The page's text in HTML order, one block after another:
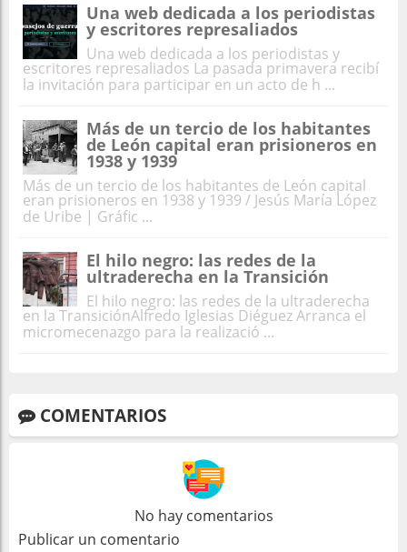
Una web dedicada a los periodistas
y escritores represaliados
Una web dedicada a los periodistas y
escritores represaliados La pasada primavera recibí
la invitación para participar en un acto de h ...
Más de un tercio de los habitantes
de León capital eran prisioneros en
1938 y 1939
Más de un tercio de los habitantes de León capital
eran prisioneros en 1938 y 1939 / Jesús María López
de Uribe | Gráfic ...
El hilo negro: las redes de la
ultraderecha en la Transición
El hilo negro: las redes de la ultraderecha
en la TransiciónAlfredo Iglesias Diéguez Arranca el
micromecenazgo para la realizació ...
COMENTARIOS
No hay comentarios
Publicar un comentario